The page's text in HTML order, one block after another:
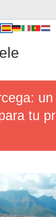
tu